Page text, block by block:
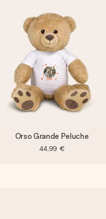
Orso Grande Peluche
44,99 €